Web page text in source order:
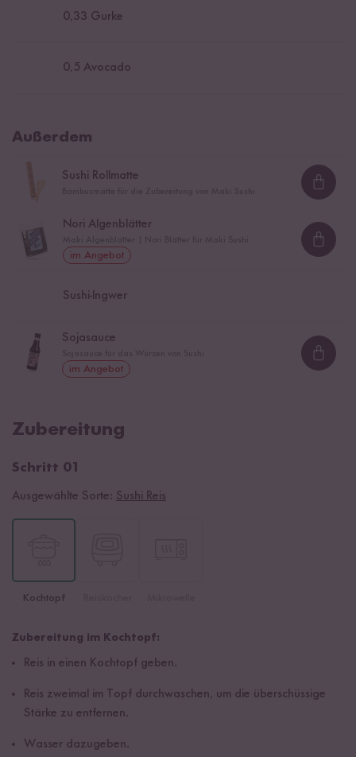
0,33 Gurke
0,5 Avocado
Außerdem
Sushi Rollmatte
Nori Algenblätter
im Angebot
Sushi-Ingwer
Sojasauce
im Angebot
Zubereitung
Schritt 01
Ausgewählte Sorte: Sushi Reis
Kochtopf
Zubereitung im Kochtopf:
Reis in einen Kochtopf geben.
Reis zweimal im Topf durchwaschen, um die überschüssige
Stärke zu entfernen.
Wasser dazugeben.